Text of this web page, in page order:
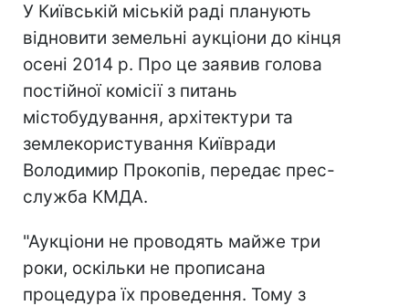
У Київській міській раді планують
відновити земельні аукціони до кінця
осені 2014 р. Про це заявив голова
постійної комісії з питань
містобудування, архітектури та
землекористування Київради
Володимир Прокопів, передає прес-
служба КМДА.
"Аукціони не проводять майже три
роки, оскільки не прописана
процедура їх проведення. Тому з